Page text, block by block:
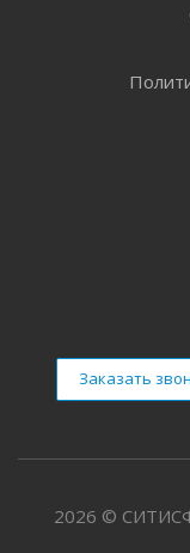
Заказать
2026 ©